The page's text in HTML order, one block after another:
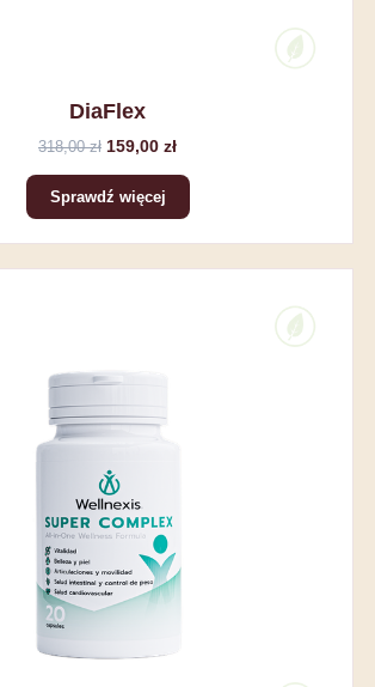
DiaFlex
318,00 zł 159,00 zł
Sprawdź więcej